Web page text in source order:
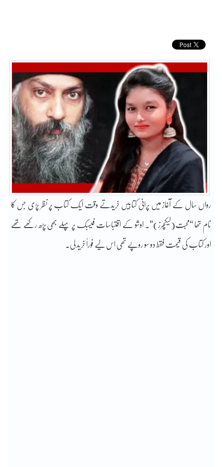
رواں سال کے آغاز میں پرانی کتابیں خریدتے وقت ایک کتاب پر نظر پڑی جس کا
نام تھا “محبت(لیکچرز)”۔ اوشو کے اقتباسات فیسبک پر پہلے بھی پڑھ رکھے تھے
اور کتاب کی قیمت فقط دو سو روپے تھی اس لیے فوراً خرید لی۔